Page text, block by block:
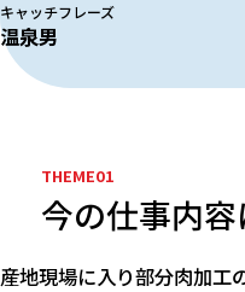
キャッチフレーズ
温泉男
今の仕事内
産地現場に入り部分肉加工